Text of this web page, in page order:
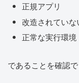
正規アプリ
改造されていな
正常な実行環境
であることを確認